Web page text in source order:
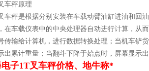
车秤原理
车秤是根据分别安装在车载动臂油缸进油和回
在车载仪表中的中央处理器自动进行计算，从
传输给计算机，进行数据转换处理；当机车铲
出累计重量；当翻斗下降于始点时，屏幕显示
电子1T叉车秤价格、地牛称*